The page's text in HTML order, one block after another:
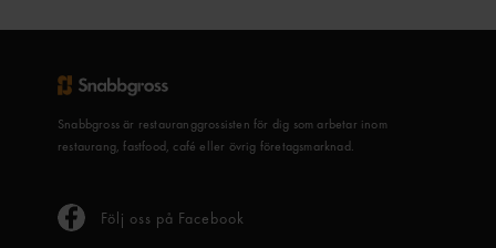
Snabbgross är restauranggrossisten för dig som arbetar inom
restaurang, fastfood, café eller övrig företagsmarknad.
Följ oss på Facebook